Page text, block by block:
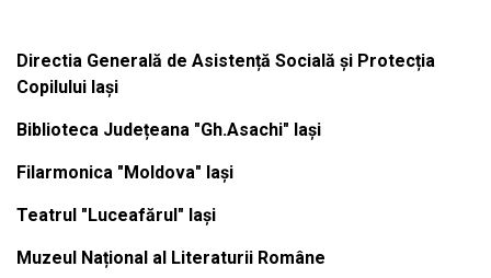
Directia Generală de Asistență Socială și Protecția
Copilului Iași
Biblioteca Județeana "Gh.Asachi" Iași
Filarmonica "Moldova" Iași
Teatrul "Luceafărul" Iași
Muzeul Național al Literaturii Române